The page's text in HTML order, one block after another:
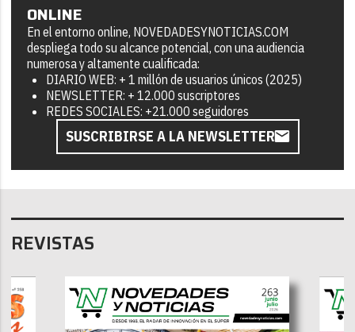
ONLINE
En el entorno online, NOVEDADESYNOTICIAS.COM
despliega todo su alcance potencial, con una audiencia
numerosa y altamente cualificada:
DIARIO WEB: + 1 millón de usuarios únicos (2025)
NEWSLETTER: + 12.000 suscriptores
REDES SOCIALES: +21.000 seguidores
SUSCRIBIRSE A LA NEWSLETTER
REVISTAS